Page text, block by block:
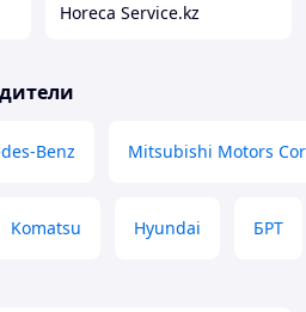
Horeca Service.kz
Benz Mitsubishi Motors
Komatsu Hyundai БРТ